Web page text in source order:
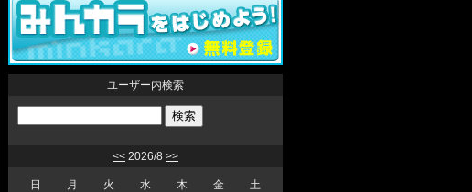
ユーザー内検索
<< 2026/8 >>
日 月 火 水 木 金
土